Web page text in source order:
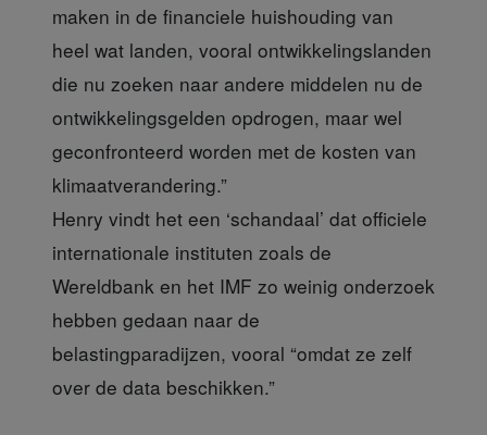
maken in de financiele huishouding van
heel wat landen, vooral ontwikkelingslanden
die nu zoeken naar andere middelen nu de
ontwikkelingsgelden opdrogen, maar wel
geconfronteerd worden met de kosten van
klimaatverandering.”
Henry vindt het een ‘schandaal’ dat officiele
internationale instituten zoals de
Wereldbank en het IMF zo weinig onderzoek
hebben gedaan naar de
belastingparadijzen, vooral “omdat ze zelf
over de data beschikken.”